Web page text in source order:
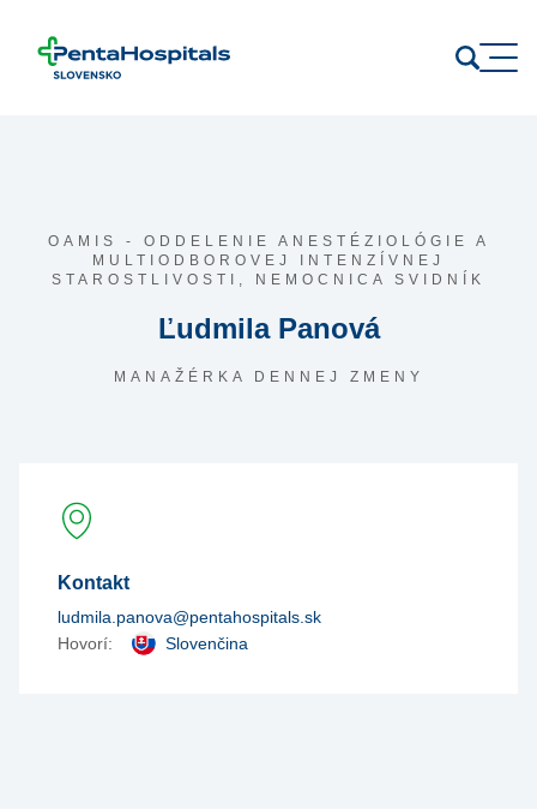
OAMIS - ODDELENIE ANESTÉZIOLÓGIE A
MULTIODBOROVEJ INTENZÍVNEJ
STAROSTLIVOSTI,
NEMOCNICA SVIDNÍK
Ľudmila Panová
MANAŽÉRKA DENNEJ ZMENY
Kontakt
ludmila.panova@pentahospitals.sk
Hovorí:
Slovenčina